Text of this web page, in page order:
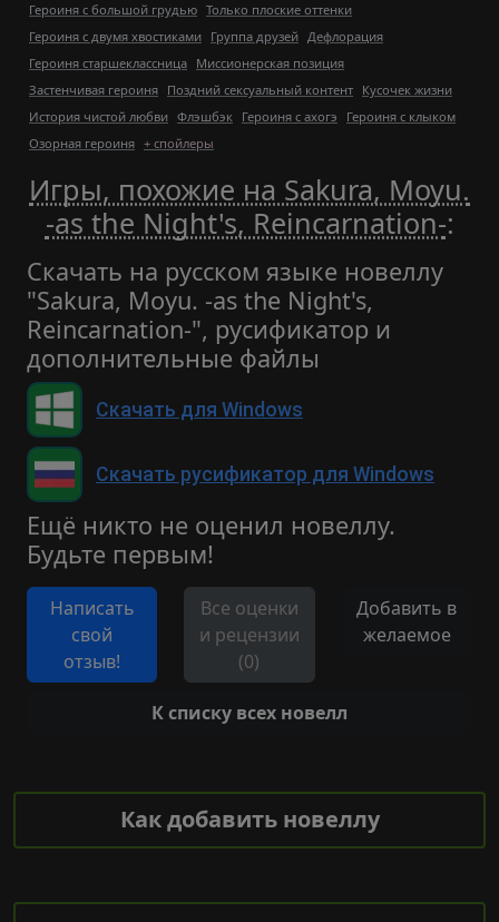
Героиня с большой грудью Только плоские оттенки
Героиня с двумя хвостиками Группа друзей Дефлорация
Героиня старшеклассница Миссионерская позиция
Застенчивая героиня Поздний сексуальный контент Кусочек жизни
История чистой любви Флэшбэк Героиня с ахогэ
Героиня с клыком
Озорная героиня + спойлеры
Игры, похожие на Sakura, Moyu.
-as the Night's, Reincarnation-:
Скачать на русском языке новеллу
"Sakura, Moyu. -as the Night's,
Reincarnation-", русификатор и
дополнительные файлы
Скачать для Windows
Скачать русификатор для Windows
Ещё никто не оценил новеллу.
Будьте первым!
Написать
свой
отзыв!
Все оценки
и рецензии
(0)
Добавить в
желаемое
К списку всех новелл
Как добавить новеллу